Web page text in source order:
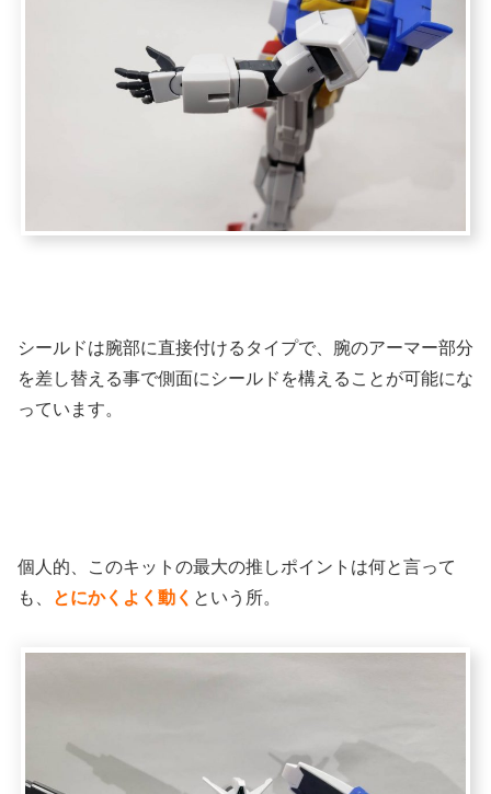
シールドは腕部に直接付けるタイプで、腕のアーマー部分
を差し替える事で側面にシールドを構えることが可能にな
っています。
個人的、このキットの最大の推しポイントは何と言って
も、
とにかくよく動く という所。